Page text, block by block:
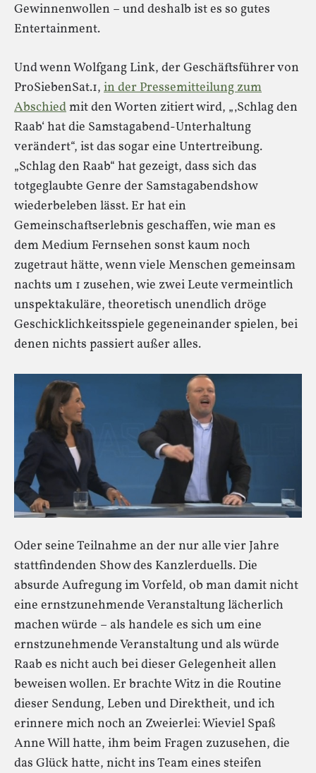
Gewinnenwollen – und deshalb ist es so gutes
Entertainment.
Und wenn Wolfgang Link, der Geschäftsführer von
ProSiebenSat.1, in der Pressemitteilung zum
Abschiedmit den Worten zitiert wird, „‚Schlag den
Raab‘ hat die Samstagabend-Unterhaltung
verändert“, ist das sogar eine Untertreibung.
„Schlag den Raab“ hat gezeigt, dass sich das
totgeglaubte Genre der Samstagabendshow
wiederbeleben lässt. Er hat ein
Gemeinschaftserlebnis geschaffen, wie man es
dem Medium Fernsehen sonst kaum noch
zugetraut hätte, wenn viele Menschen gemeinsam
nachts um 1 zusehen, wie zwei Leute vermeintlich
unspektakuläre, theoretisch unendlich dröge
Geschicklichkeitsspiele gegeneinander spielen, bei
denen nichts passiert außer alles.
Oder seine Teilnahme an der nur alle vier Jahre
stattfindenden Show des Kanzlerduells. Die
absurde Aufregung im Vorfeld, ob man damit nicht
eine ernstzunehmende Veranstaltung lächerlich
machen würde – als handele es sich um eine
ernstzunehmende Veranstaltung und als würde
Raab es nicht auch bei dieser Gelegenheit allen
beweisen wollen. Er brachte Witz in die Routine
dieser Sendung, Leben und Direktheit, und ich
erinnere mich noch an Zweierlei: Wieviel Spaß
Anne Will hatte, ihm beim Fragen zuzusehen, die
das Glück hatte, nicht ins Team eines steifen